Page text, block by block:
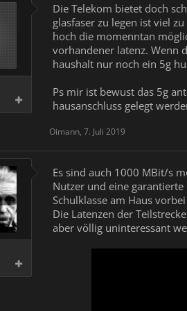
Die Telekom bietet doch
glasfaser zu legen ist viel
hoch die momenntan
vorhandener latenz. Wenn
haushalt nur noch ein 5g
Ps mir ist bewust das 5g
hausanschluss gelegt
Oimann, 7. Juli 2019
Es sind auch 1000 MBit/s
Nutzer und eine
Schulklasse am Haus
Die Latenzen der
aber völlig uninteressant